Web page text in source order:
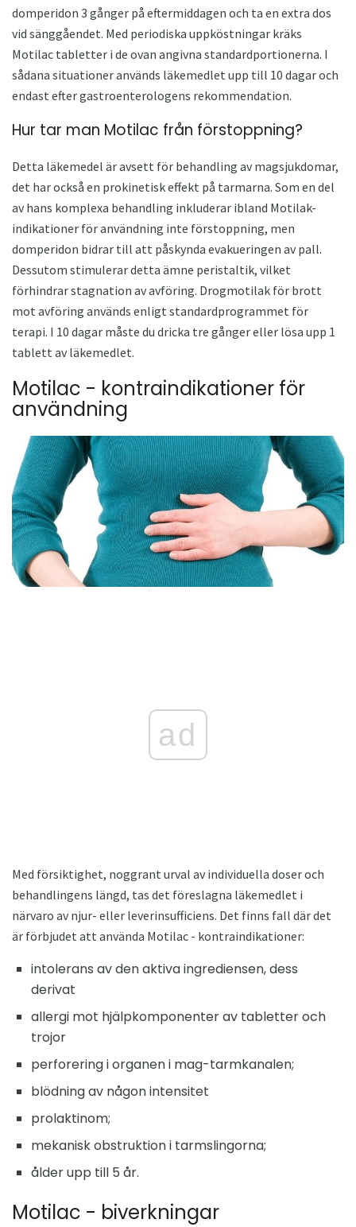
domperidon 3 gånger på eftermiddagen och ta en extra dos
vid sänggåendet. Med periodiska uppköstningar kräks
Motilac tabletter i de ovan angivna standardportionerna. I
sådana situationer används läkemedlet upp till 10 dagar och
endast efter gastroenterologens rekommendation.
Hur tar man Motilac från förstoppning?
Detta läkemedel är avsett för behandling av magsjukdomar,
det har också en prokinetisk effekt på tarmarna. Som en del
av hans komplexa behandling inkluderar ibland Motilak-
indikationer för användning inte förstoppning, men
domperidon bidrar till att påskynda evakueringen av pall.
Dessutom stimulerar detta ämne peristaltik, vilket
förhindrar stagnation av avföring. Drogmotilak för brott
mot avföring används enligt standardprogrammet för
terapi. I 10 dagar måste du dricka tre gånger eller lösa upp 1
tablett av läkemedlet.
Motilac - kontraindikationer för
användning
ad
Med försiktighet, noggrant urval av individuella doser och
behandlingens längd, tas det föreslagna läkemedlet i
närvaro av njur- eller leverinsufficiens. Det finns fall där det
är förbjudet att använda Motilac - kontraindikationer:
intolerans av den aktiva ingrediensen, dess
derivat
allergi mot hjälpkomponenter av tabletter och
trojor
perforering i organen i mag-tarmkanalen;
blödning av någon intensitet
prolaktinom;
mekanisk obstruktion i tarmslingorna;
ålder upp till 5 år.
Motilac - biverkningar